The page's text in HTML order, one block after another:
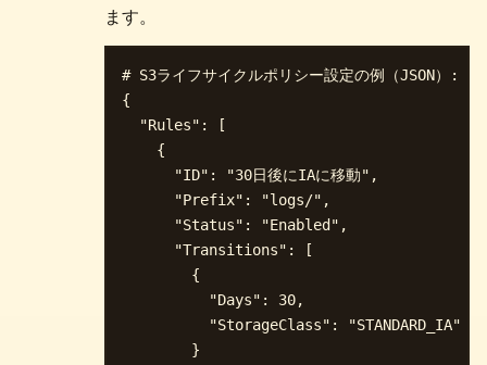
ます。
# S3ライフサイクルポリシー設定の例（JSON）:
{
  "Rules": [
    {
      "ID": "30日後にIAに移動",
      "Prefix": "logs/",
      "Status": "Enabled",
      "Transitions": [
        {
          "Days": 30,
          "StorageClass": "STANDARD_IA"
        }